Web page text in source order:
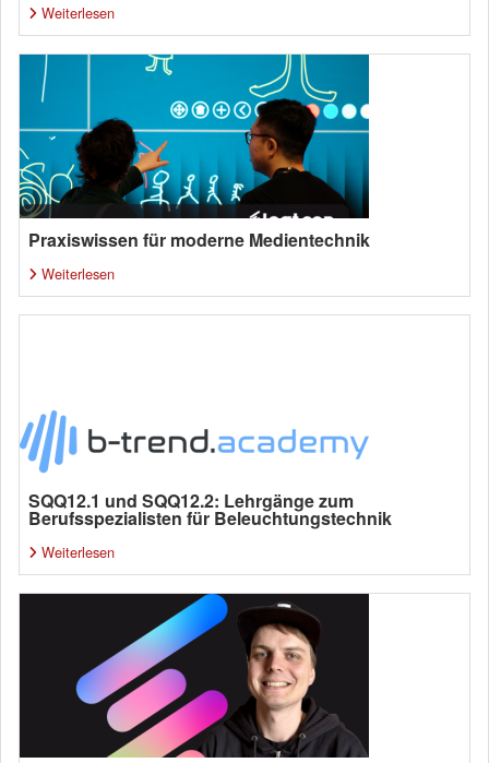
Weiterlesen
Praxiswissen für moderne Medientechnik
Weiterlesen
SQQ12.1 und SQQ12.2: Lehrgänge zum
Berufsspezialisten für Beleuchtungstechnik
Weiterlesen